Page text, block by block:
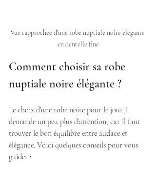
Vue rapprochée d'une robe nuptiale noire élégante
en dentelle fine
Comment choisir sa robe
nuptiale noire élégante ?
Le choix d’une robe noire pour le jour J
demande un peu plus d’attention, car il faut
trouver le bon équilibre entre audace et
élégance. Voici quelques conseils pour vous
guider :